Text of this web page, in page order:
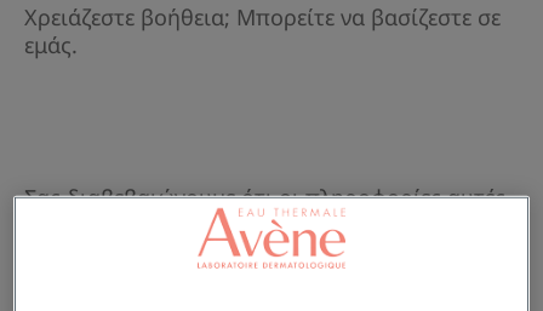
Χρειάζεστε βοήθεια; Μπορείτε να βασίζεστε σε
εμάς.
Σας διαβεβαιώνουμε ότι οι πληροφορίες αυτές
θα χρησιμοποιηθούν αποκλειστικά και μόνο
για να σας απαντήσουμε, το συντομότερο